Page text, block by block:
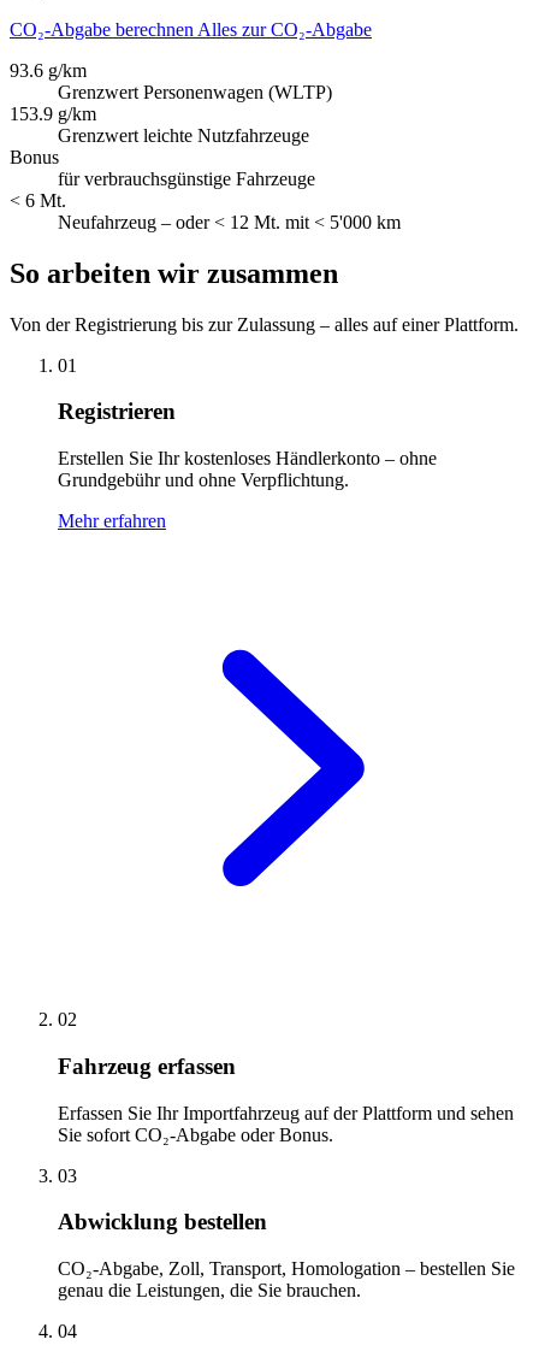
CO₂-Abgabe berechnen Alles zur CO₂-Abgabe
93.6 g/km
Grenzwert Personenwagen (WLTP)
153.9 g/km
Grenzwert leichte Nutzfahrzeuge
Bonus
für verbrauchsgünstige Fahrzeuge
< 6 Mt.
Neufahrzeug – oder < 12 Mt. mit < 5'000 km
So arbeiten wir zusammen
Von der Registrierung bis zur Zulassung – alles auf einer Plattform.
01
Registrieren
Erstellen Sie Ihr kostenloses Händlerkonto – ohne
Grundgebühr und ohne Verpflichtung.
Mehr erfahren
02
Fahrzeug erfassen
Erfassen Sie Ihr Importfahrzeug auf der Plattform und sehen
Sie sofort CO₂-Abgabe oder Bonus.
03
Abwicklung bestellen
CO₂-Abgabe, Zoll, Transport, Homologation – bestellen Sie
genau die Leistungen, die Sie brauchen.
04